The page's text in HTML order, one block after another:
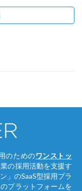
のためのワンストッ
の採用活動を支援す
」のSaaS型採用プラ
プラットフォームを